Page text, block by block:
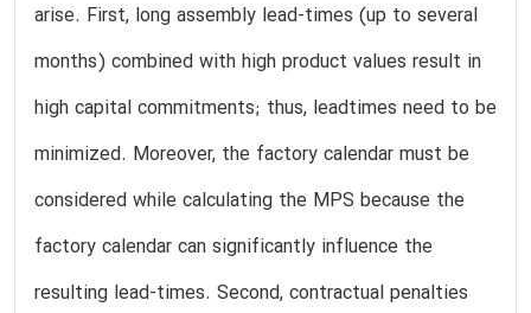
arise. First, long assembly lead-times (up to several
months) combined with high product values result in
high capital commitments; thus, leadtimes need to be
minimized. Moreover, the factory calendar must be
considered while calculating the MPS because the
factory calendar can significantly influence the
resulting lead-times. Second, contractual penalties